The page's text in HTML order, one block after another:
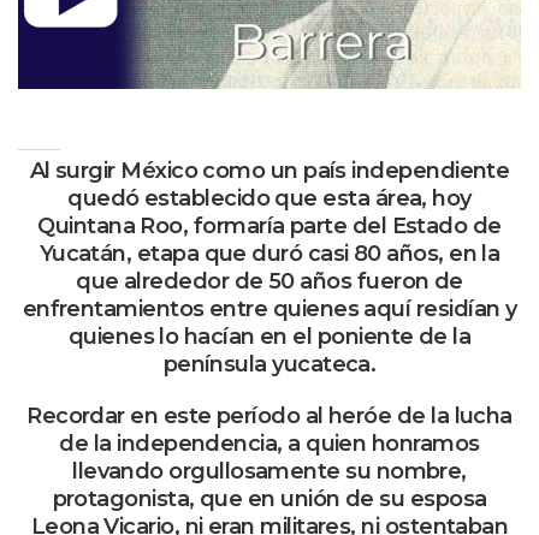
Al surgir México como un país independiente
quedó establecido que esta área, hoy
Quintana Roo, formaría parte del Estado de
Yucatán, etapa que duró casi 80 años, en la
que alrededor de 50 años fueron de
enfrentamientos entre quienes aquí residían y
quienes lo hacían en el poniente de la
península yucateca.
Recordar en este período al heróe de la lucha
de la independencia, a quien honramos
llevando orgullosamente su nombre,
protagonista, que en unión de su esposa
Leona Vicario, ni eran militares, ni ostentaban